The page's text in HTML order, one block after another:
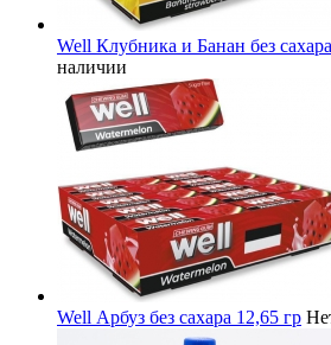
Well Клубника и Банан без
наличии
Well Арбуз без сахара 12,65 гр